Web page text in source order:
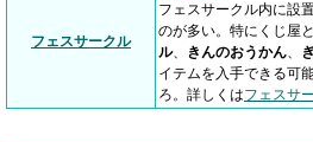
フェスサークル
フェスサークル内に設
のが多い。特にくじ屋
ル、 きんのおうかん、
イテムを入手できる可
ろ。詳しくはフェスサ